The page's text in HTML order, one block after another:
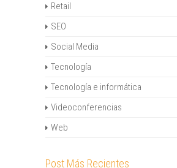
Retail
SEO
Social Media
Tecnología
Tecnología e informática
Videoconferencias
Web
Post Más Recientes